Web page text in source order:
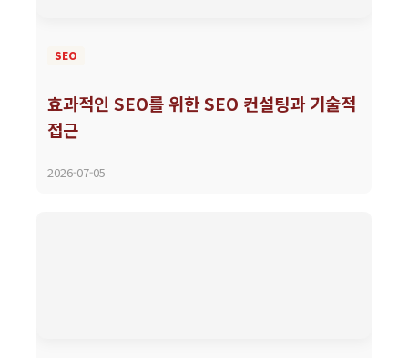
SEO
효과적인 SEO를 위한 SEO 컨설팅과 기술적
접근
2026-07-05